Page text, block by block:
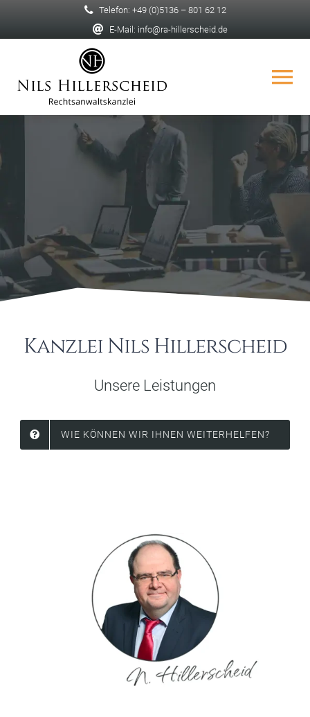
Telefon: +49 (0)5136 – 801 62 12
E-Mail: info@ra-hillerscheid.de
HOME
DIE KANZLEI
DAS TEAM
UNSERE LEISTUNGEN
Kanzlei Nils Hillerscheid
Unsere Leistungen
WIE KÖNNEN WIR IHNEN WEITERHELFEN?